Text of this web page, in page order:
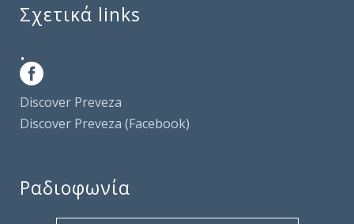
Σχετικά links
.
Discover Preveza
Discover Preveza (Facebook)
Ραδιοφωνία